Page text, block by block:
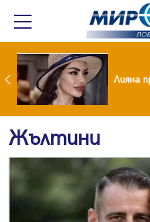
Популярен риалити герой заряза жена си заради друга
Жълтини